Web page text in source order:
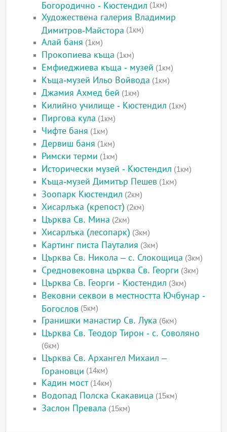
Богородично - Кюстендил (1км)
Художествена галерия Владимир
Димитров-Майстора (1км)
Алай баня (1км)
Прокопиева къща (1км)
Емфиеджиева къща - музей (1км)
Къща-музей Ильо Войвода (1км)
Джамия Ахмед бей (1км)
Килийно училище - Кюстендил (1км)
Пиргова кула (1км)
Чифте баня (1км)
Дервиш баня (1км)
Римски терми (1км)
Исторически музей - Кюстендил (1км)
Къща-музей Димитър Пешев (1км)
Зоопарк Кюстендил (2км)
Хисарлъка (крепост) (2км)
Църква Св. Мина (2км)
Хисарлъка (лесопарк) (3км)
Картинг писта Пауталия (3км)
Църква Св. Никола – с. Слокощица (3км)
Средновековна църква Св. Георги (3км)
Църква Св. Георги - Кюстендил (3км)
Вековни секвои в местността Ючбунар -
Богослов (5км)
Гранишки манастир Св. Лука (6км)
Църква Св. Теодор Тирон - с. Соволяно
(6км)
Църква Св. Архангел Михаил –
Горановци (14км)
Кадин мост(14км)
Водопад Полска Скакавица (15км)
Заслон Превала (15км)